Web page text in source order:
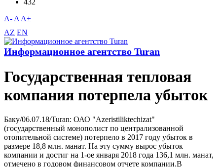
432
A- A A+
AZ EN
Информационное агентство Turan
Государственная тепловая
компания потерпела убыток
Баку/06.07.18/Turan: ОАО "Azeristiliktechizat"
(государственный монополист по централизованной
отопительной системе) потерпело в 2017 году убыток в
размере 18,8 млн. манат. На эту сумму вырос убыток
компании и достиг на 1-ое января 2018 года 136,1 млн. манат,
отмечено в годовом финансовом отчете компании.B